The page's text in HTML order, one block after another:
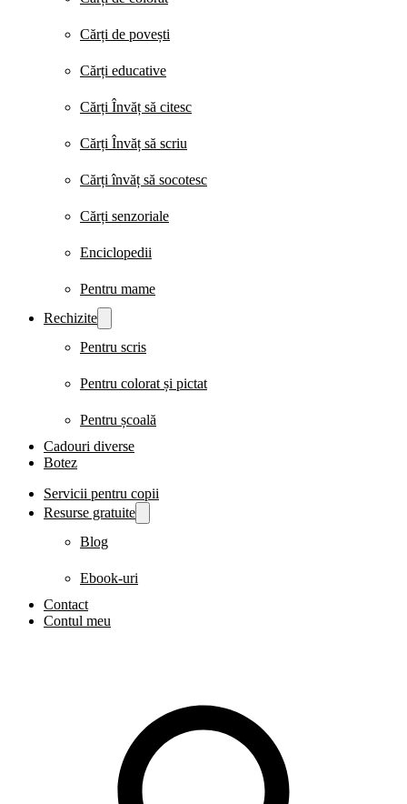
Cărți de povești
Cărți educative
Cărți Învăț să citesc
Cărți Învăț să scriu
Cărți învăț să socotesc
Cărți senzoriale
Enciclopedii
Pentru mame
Rechizite
Pentru scris
Pentru colorat și pictat
Pentru școală
Cadouri diverse
Botez
Servicii pentru copii
Resurse gratuite
Blog
Ebook-uri
Contact
Contul meu